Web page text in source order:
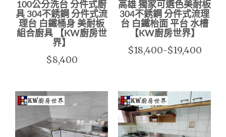
100公分洗台 分件式廚
具 304不銹鋼 分件式流
理台 白鐵桶身 美耐板
組合廚具 【KW廚房世
界】
$8,400
高雄 獨家可選色美耐板
304不銹鋼 分件式流理
台 白鐵枱面 平台 水槽
【KW廚房世界】
$18,400-$19,400